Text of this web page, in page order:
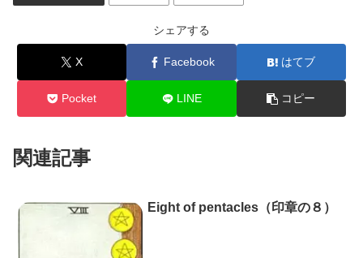
シェアする
X Facebook はてブ
Pocket LINE コピー
関連記事
Eight of pentacles（印章の８）